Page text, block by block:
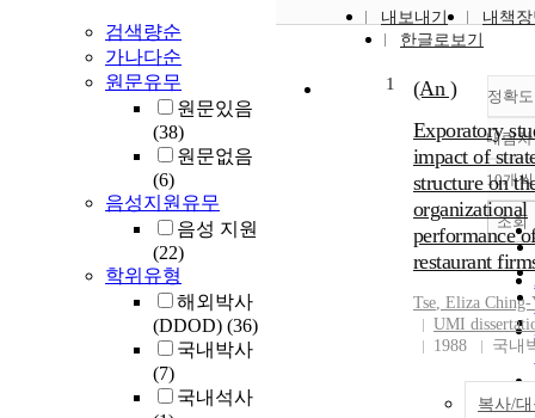
검색량순
가나다순
원문유무
원문있음
(38)
원문없음
(6)
음성지원유무
음성 지원
(22)
학위유형
해외박사
(DDOD) (36)
국내박사
(7)
국내석사
내보내기
내책
한글로보기
정확
내림
10개
조회
1
(An )
Exporatory
impact of
structure on
organizational
performance
restaurant
Tse, Eliza
UMI
1988
국내
복사/